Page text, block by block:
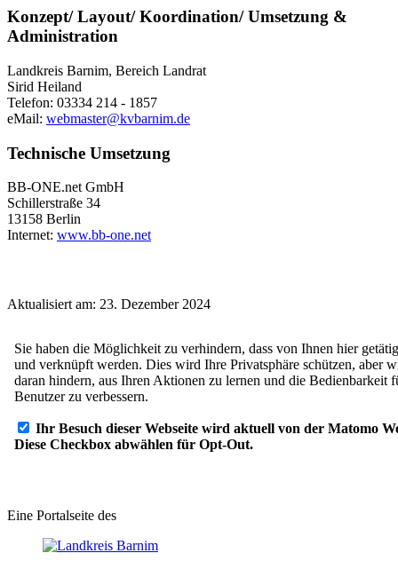
Konzept/ Layout/ Koordination/ Umsetzung &
Administration
Landkreis Barnim, Bereich Landrat
Sirid Heiland
Telefon: 03334 214 - 1857
eMail: webmaster@kvbarnim.de
Technische Umsetzung
BB-ONE.net GmbH
Schillerstraße 34
13158 Berlin
Internet: www.bb-one.net
Aktualisiert am: 23. Dezember 2024
Eine Portalseite des